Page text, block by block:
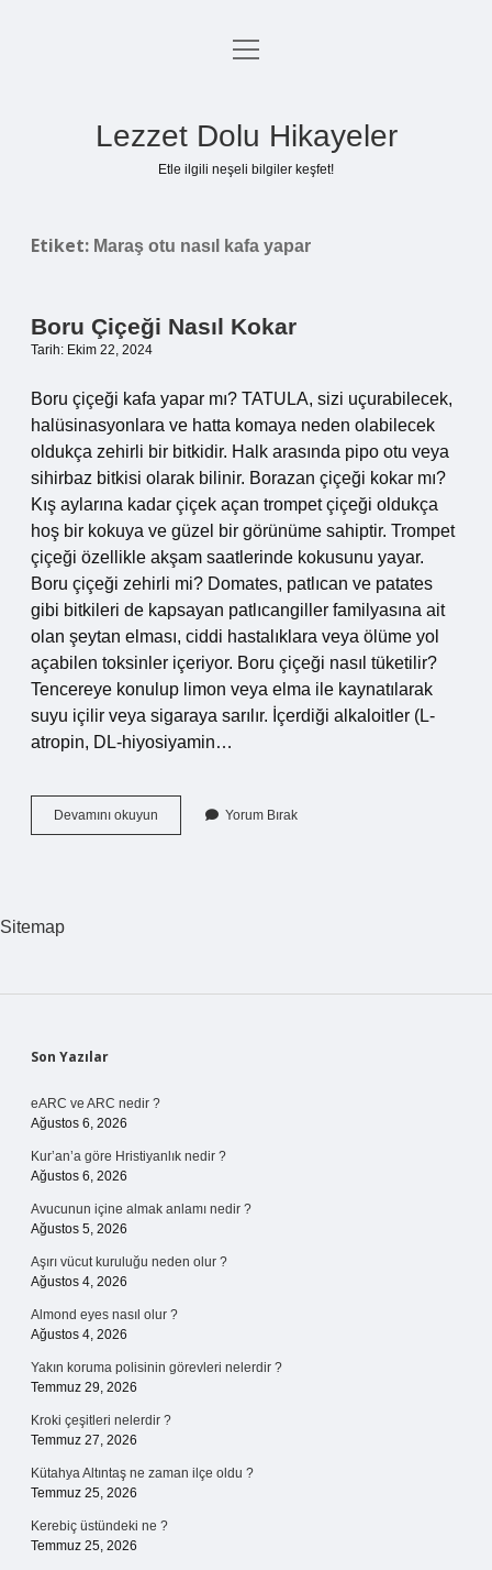
Anasayfa
menüyü
Lezzet Dolu Hikayeler
Etle ilgili neşeli bilgiler keşfet!
Etiket: Maraş otu nasıl kafa yapar
Boru Çiçeği Nasıl Kokar
Tarih: Ekim 22, 2024
Boru çiçeği kafa yapar mı? TATULA, sizi uçurabilecek,
halüsinasyonlara ve hatta komaya neden olabilecek
oldukça zehirli bir bitkidir. Halk arasında pipo otu veya
sihirbaz bitkisi olarak bilinir. Borazan çiçeği kokar mı?
Kış aylarına kadar çiçek açan trompet çiçeği oldukça
hoş bir kokuya ve güzel bir görünüme sahiptir. Trompet
çiçeği özellikle akşam saatlerinde kokusunu yayar.
Boru çiçeği zehirli mi? Domates, patlıcan ve patates
gibi bitkileri de kapsayan patlıcangiller familyasına ait
olan şeytan elması, ciddi hastalıklara veya ölüme yol
açabilen toksinler içeriyor. Boru çiçeği nasıl tüketilir?
Tencereye konulup limon veya elma ile kaynatılarak
suyu içilir veya sigaraya sarılır. İçerdiği alkaloitler (L-
atropin, DL-hiyosiyamin…
Devamını okuyun
Çiçeği
Yorum Bırak
Sitemap
Sidebar
Son Yazılar
eARC ve ARC nedir ?
Ağustos 6, 2026
Kur’an’a göre Hristiyanlık nedir ?
Ağustos 6, 2026
Avucunun içine almak anlamı nedir ?
Ağustos 5, 2026
Aşırı vücut kuruluğu neden olur ?
Ağustos 4, 2026
Almond eyes nasıl olur ?
Ağustos 4, 2026
Yakın koruma polisinin görevleri nelerdir ?
Temmuz 29, 2026
Kroki çeşitleri nelerdir ?
Temmuz 27, 2026
Kütahya Altıntaş ne zaman ilçe oldu ?
Temmuz 25, 2026
Kerebiç üstündeki ne ?
Temmuz 25, 2026